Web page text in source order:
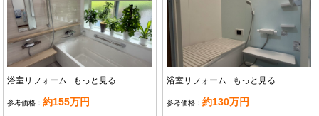
浴室リフォーム...もっと見る
参考価格：約155万円
浴室リフォーム...もっと見る
参考価格：約130万円